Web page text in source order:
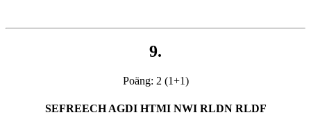
9.
Poäng: 2 (1+1)
SEFREECH AGDI HTMI NWI RLDN RLDF